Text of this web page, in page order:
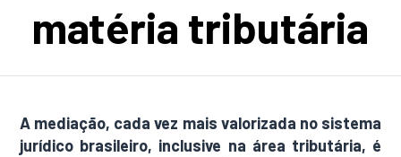
matéria tributária
A mediação, cada vez mais valorizada no sistema
jurídico brasileiro, inclusive na área tributária, é